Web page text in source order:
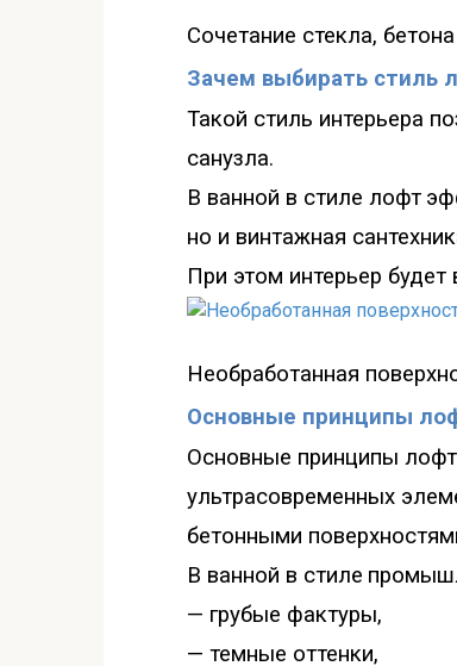
Сочетание стекла,
Зачем выбирать стиль
Такой стиль интерьера
санузла.
В ванной в стиле лофт
но и винтажная
При этом интерьер
Необработанная пов
Основные принципы
Основные принципы
ультрасовременных
бетонными
В ванной в стиле
— грубые фактуры,
— темные оттенки,